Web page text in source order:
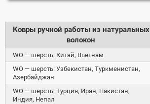
Ковры ручной работы из натуральных
волокон
WO — шерсть: Китай, Вьетнам
WO — шерсть: Узбекистан, Туркменистан,
Азербайджан
WO — шерсть: Турция, Иран, Пакистан,
Индия, Непал